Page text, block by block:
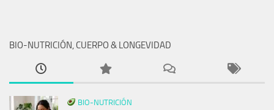
BIO-NUTRICIÓN, CUERPO & LONGEVIDAD
BIO-NUTRICIÓN